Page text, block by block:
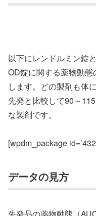
以下にレンドルミン錠
OD錠に関する薬物動
します。どの製剤も体
先発と比較して90～
な製剤です。
[wpdm_package
データの見方
先発品の薬物動態（